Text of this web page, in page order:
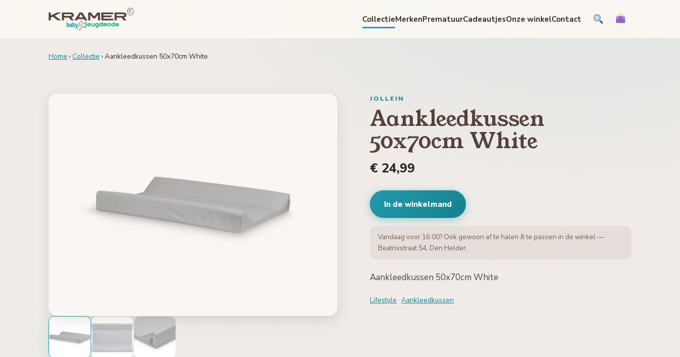
CollectieMerkenPrematuurCadeautjesOnze winkelContact
Home › Collectie › Aankleedkussen 50x70cm White
JOLLEIN
Aankleedkussen
50x70cm White
€ 24,99
In de winkelmand
Vandaag voor 16:00? Ook gewoon af te halen & te passen in de winkel —
Beatrixstraat 54, Den Helder.
Aankleedkussen 50x70cm White
Lifestyle ·Aankleedkussen